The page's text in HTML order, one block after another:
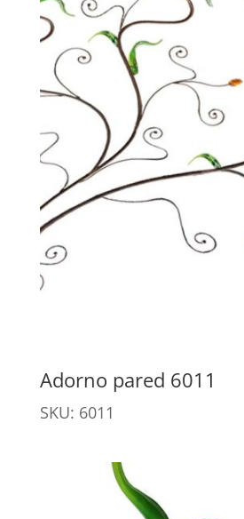
Adorno pared 6011
SKU: 6011